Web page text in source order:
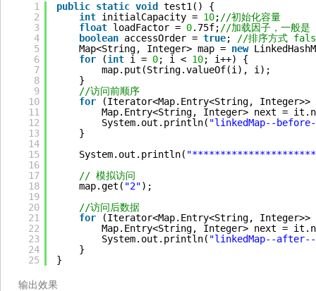
1
2
3
4
5
6
7
8
9
10
11
12
13
14
15
16
17
18
19
20
21
22
23
24
25
public static void
test1() {
int initialCapacity = 10; //初始化容量
float loadFactor = 0.75f; //加载因子，一般
boolean accessOrder = true;
//排序方式
Map<String, Integer> map = new
for
(int i = 0; i < 10; i++) {
map.put(String.valueOf(i), i);
}
//访问前顺序
for
(Iterator<Map.Entry<String,
Map.Entry<String, Integer> next =
System.out.println( "linkedMap--
}
System.out.println(
// 模拟访问
map.get( "2");
//访问后数据
for
(Iterator<Map.Entry<String,
Map.Entry<String, Integer> next =
System.out.println( "linkedMap--
}
}
输出效果